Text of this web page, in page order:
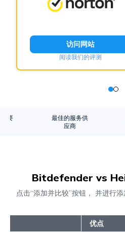
访问网站
阅读我们的评测
概要
最佳的服务供
应商
Bitdefender vs
点击“添加并比较”按钮， 并进行
优点